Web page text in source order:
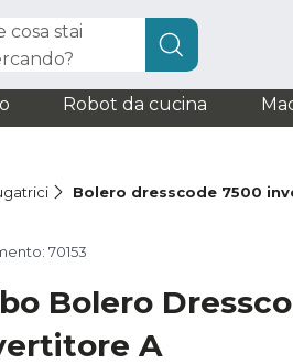
cosa stai
Robot da cucina
Bolero dresscode 7500
70153
Bolero
A